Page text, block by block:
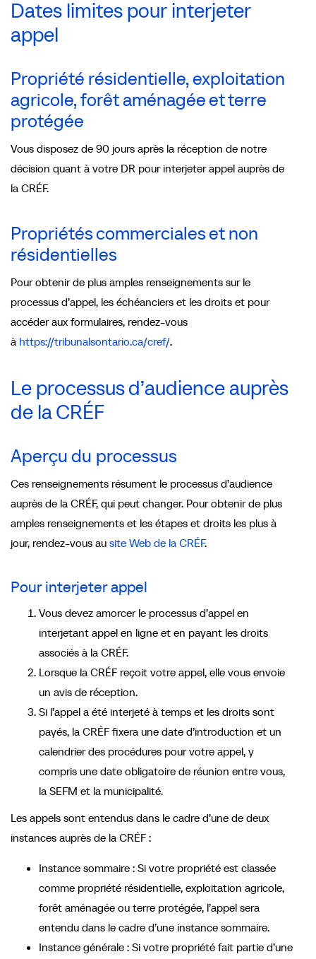
Dates limites pour interjeter
appel
Propriété résidentielle, exploitation
agricole, forêt aménagée et terre
protégée
Vous disposez de 90 jours après la réception de notre
décision quant à votre DR pour interjeter appel auprès de
la CRÉF.
Propriétés commerciales et non
résidentielles
Pour obtenir de plus amples renseignements sur le
processus d’appel, les échéanciers et les droits et pour
accéder aux formulaires, rendez-vous
à https://tribunalsontario.ca/cref/.
Le processus d’audience auprès
de la CRÉF
Aperçu du processus
Ces renseignements résument le processus d’audience
auprès de la CRÉF, qui peut changer. Pour obtenir de plus
amples renseignements et les étapes et droits les plus à
jour, rendez-vous au site Web de la CRÉF.
Pour interjeter appel
Vous devez amorcer le processus d’appel en
interjetant appel en ligne et en payant les droits
associés à la CRÉF.
Lorsque la CRÉF reçoit votre appel, elle vous envoie
un avis de réception.
Si l’appel a été interjeté à temps et les droits sont
payés, la CRÉF fixera une date d’introduction et un
calendrier des procédures pour votre appel, y
compris une date obligatoire de réunion entre vous,
la SEFM et la municipalité.
Les appels sont entendus dans le cadre d’une de deux
instances auprès de la CRÉF :
Instance sommaire : Si votre propriété est classée
comme propriété résidentielle, exploitation agricole,
forêt aménagée ou terre protégée, l’appel sera
entendu dans le cadre d’une instance sommaire.
Instance générale : Si votre propriété fait partie d’une